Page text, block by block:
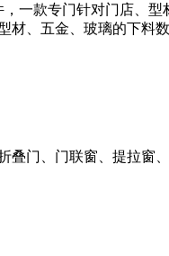
一款专门针对门店、型
材、五金、玻璃的下料
叠门、门联窗、提拉窗